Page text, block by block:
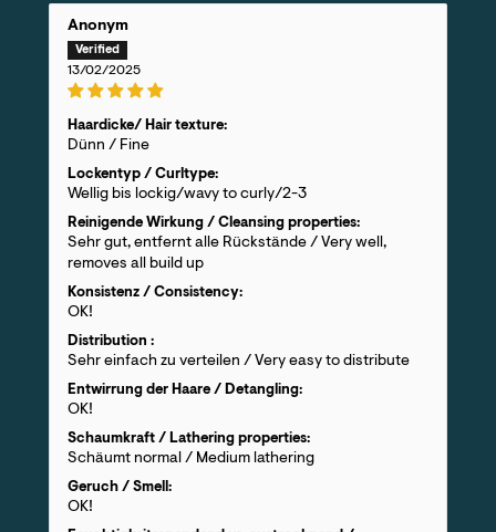
Anonym
13/02/2025
Haardicke/ Hair texture:
Dünn / Fine
Lockentyp / Curltype:
Wellig bis lockig/wavy to curly/2-3
Reinigende Wirkung / Cleansing properties:
Sehr gut, entfernt alle Rückstände / Very well,
removes all build up
Konsistenz / Consistency:
OK!
Distribution :
Sehr einfach zu verteilen / Very easy to distribute
Entwirrung der Haare / Detangling:
OK!
Schaumkraft / Lathering properties:
Schäumt normal / Medium lathering
Geruch / Smell:
OK!